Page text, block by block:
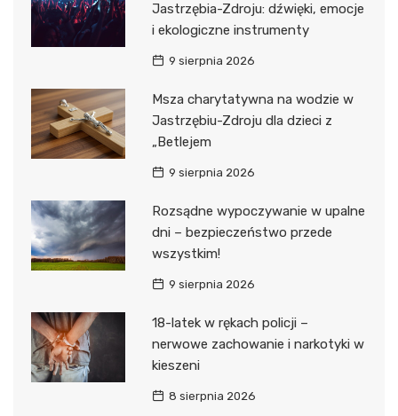
Jastrzębia-Zdroju: dźwięki, emocje
i ekologiczne instrumenty
9 sierpnia 2026
Msza charytatywna na wodzie w
Jastrzębiu-Zdroju dla dzieci z
„Betlejem
9 sierpnia 2026
Rozsądne wypoczywanie w upalne
dni – bezpieczeństwo przede
wszystkim!
9 sierpnia 2026
18-latek w rękach policji –
nerwowe zachowanie i narkotyki w
kieszeni
8 sierpnia 2026